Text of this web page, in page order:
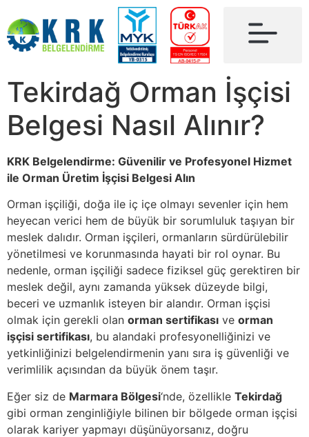
Tekirdağ Orman İşçisi
Belgesi Nasıl Alınır?
KRK Belgelendirme: Güvenilir ve Profesyonel Hizmet
ile Orman Üretim İşçisi Belgesi Alın
Orman işçiliği, doğa ile iç içe olmayı sevenler için hem
heyecan verici hem de büyük bir sorumluluk taşıyan bir
meslek dalıdır. Orman işçileri, ormanların sürdürülebilir
yönetilmesi ve korunmasında hayati bir rol oynar. Bu
nedenle, orman işçiliği sadece fiziksel güç gerektiren bir
meslek değil, aynı zamanda yüksek düzeyde bilgi,
beceri ve uzmanlık isteyen bir alandır. Orman işçisi
olmak için gerekli olan orman sertifikası ve orman
işçisi sertifikası, bu alandaki profesyonelliğinizi ve
yetkinliğinizi belgelendirmenin yanı sıra iş güvenliği ve
verimlilik açısından da büyük önem taşır.
Eğer siz de Marmara Bölgesi‘nde, özellikle Tekirdağ
gibi orman zenginliğiyle bilinen bir bölgede orman işçisi
olarak kariyer yapmayı düşünüyorsanız, doğru